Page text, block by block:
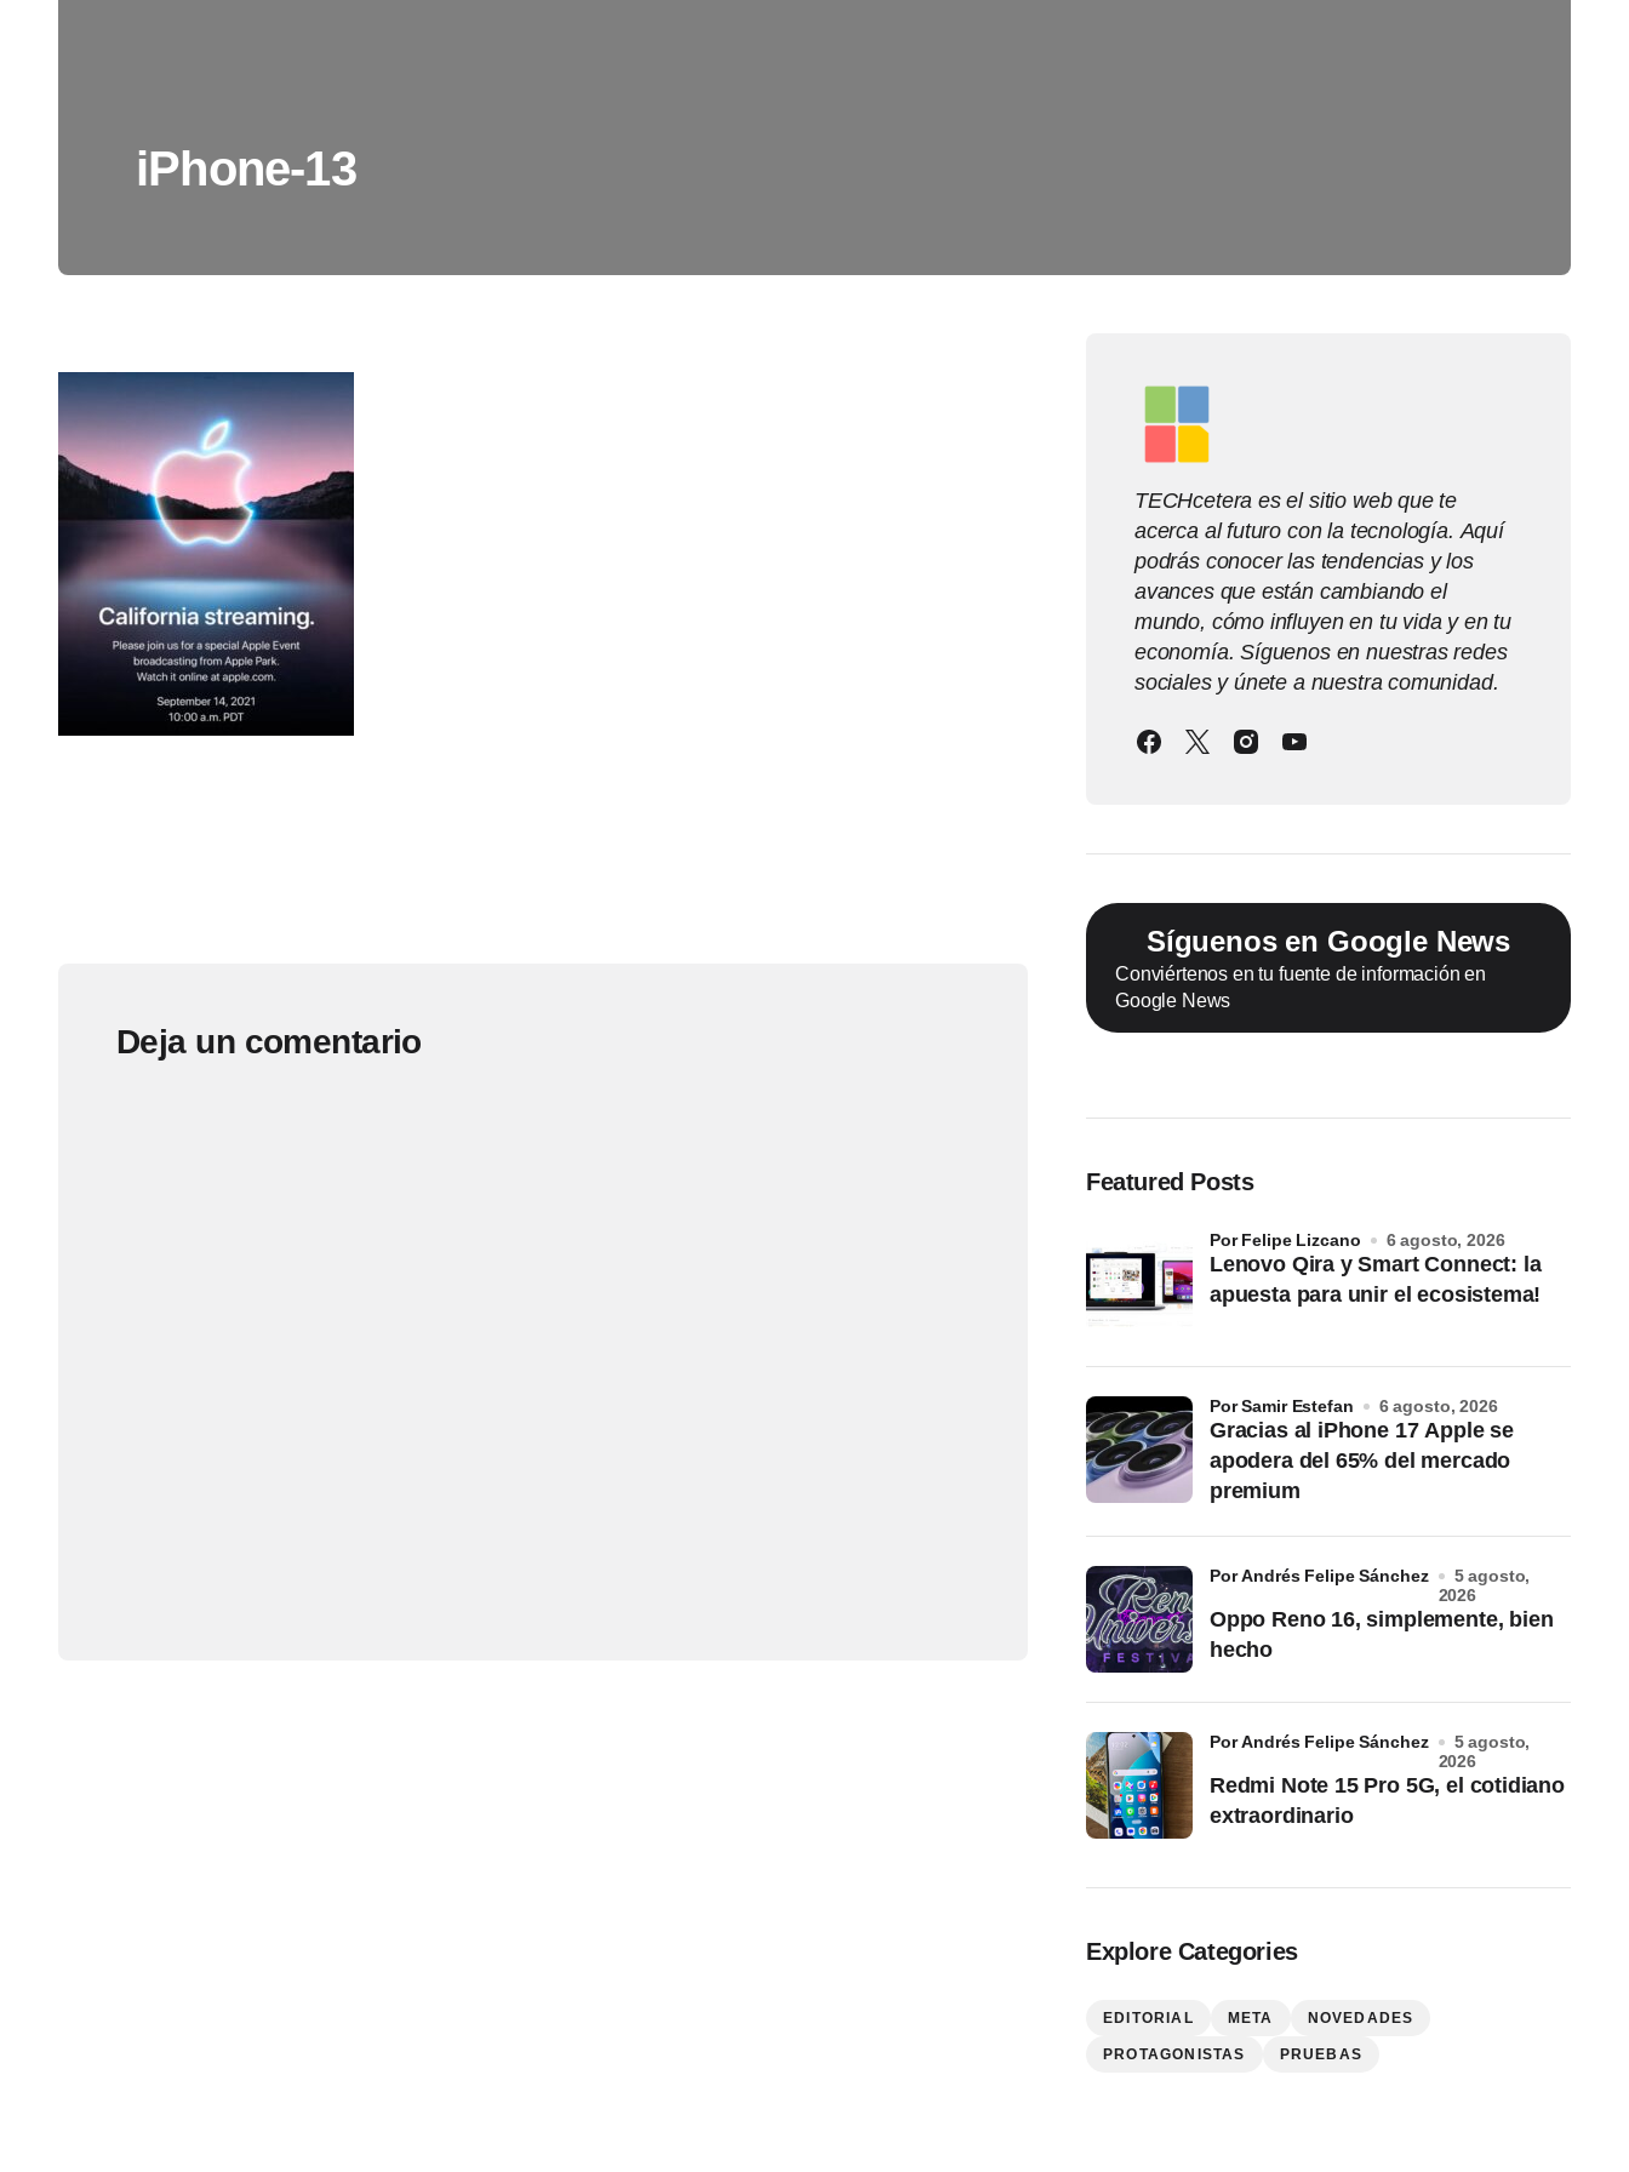
iPhone-13
Deja un comentario
TECHcetera es el sitio web que te
acerca al futuro con la tecnología. Aquí
podrás conocer las tendencias y los
avances que están cambiando el
mundo, cómo influyen en tu vida y en tu
economía. Síguenos en nuestras redes
sociales y únete a nuestra comunidad.
Síguenos en Google News
Conviértenos en tu fuente de información en
Google News
Featured Posts
Lenovo Qira y Smart Connect: la
apuesta para unir el ecosistema!
por Felipe Lizcano 6 agosto, 2026
Gracias al iPhone 17 Apple se
apodera del 65% del mercado
premium
por Samir Estefan 6 agosto, 2026
Oppo Reno 16, simplemente, bien
hecho
por Andrés Felipe Sánchez
5 agosto,
2026
Redmi Note 15 Pro 5G, el cotidiano
extraordinario
por Andrés Felipe Sánchez
5 agosto,
2026
Explore Categories
EDITORIAL META NOVEDADES
PROTAGONISTAS PRUEBAS